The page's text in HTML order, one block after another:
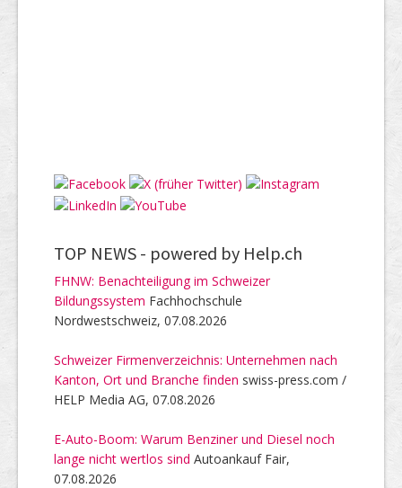
TOP NEWS - powered by Help.ch
FHNW: Benachteiligung im Schweizer
Bildungssystem Fachhochschule
Nordwestschweiz, 07.08.2026
Schweizer Firmenverzeichnis: Unternehmen nach
Kanton, Ort und Branche finden swiss-press.com /
HELP Media AG, 07.08.2026
E-Auto-Boom: Warum Benziner und Diesel noch
lange nicht wertlos sind Autoankauf Fair,
07.08.2026